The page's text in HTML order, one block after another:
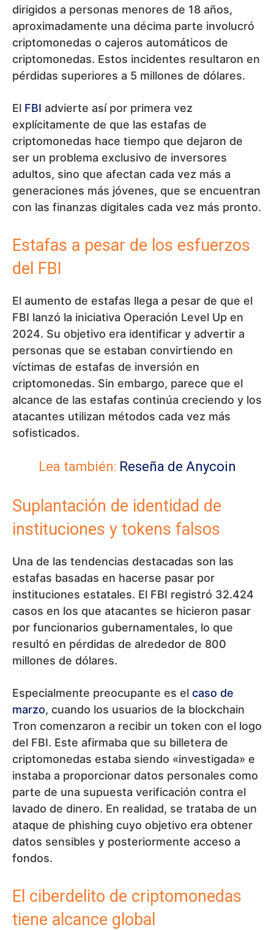
dirigidos a personas menores de 18 años,
aproximadamente una décima parte involucró
criptomonedas o cajeros automáticos de
criptomonedas. Estos incidentes resultaron en
pérdidas superiores a 5 millones de dólares.
El FBI advierte así por primera vez
explícitamente de que las estafas de
criptomonedas hace tiempo que dejaron de
ser un problema exclusivo de inversores
adultos, sino que afectan cada vez más a
generaciones más jóvenes, que se encuentran
con las finanzas digitales cada vez más pronto.
Estafas a pesar de los esfuerzos
del FBI
El aumento de estafas llega a pesar de que el
FBI lanzó la iniciativa Operación Level Up en
2024. Su objetivo era identificar y advertir a
personas que se estaban convirtiendo en
víctimas de estafas de inversión en
criptomonedas. Sin embargo, parece que el
alcance de las estafas continúa creciendo y los
atacantes utilizan métodos cada vez más
sofisticados.
Lea también: Reseña de Anycoin
Suplantación de identidad de
instituciones y tokens falsos
Una de las tendencias destacadas son las
estafas basadas en hacerse pasar por
instituciones estatales. El FBI registró 32.424
casos en los que atacantes se hicieron pasar
por funcionarios gubernamentales, lo que
resultó en pérdidas de alrededor de 800
millones de dólares.
Especialmente preocupante es el caso de
marzo, cuando los usuarios de la blockchain
Tron comenzaron a recibir un token con el logo
del FBI. Este afirmaba que su billetera de
criptomonedas estaba siendo «investigada» e
instaba a proporcionar datos personales como
parte de una supuesta verificación contra el
lavado de dinero. En realidad, se trataba de un
ataque de phishing cuyo objetivo era obtener
datos sensibles y posteriormente acceso a
fondos.
El ciberdelito de criptomonedas
tiene alcance global